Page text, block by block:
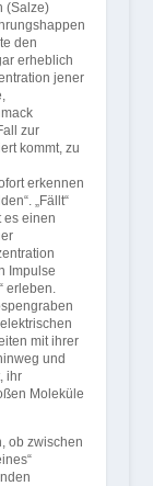
(Salze)
den
erheblich
jener
zur
kommt, zu
erkennen
„Fällt“
es einen
Impulse
erleben.
mit ihrer
und
ihr
Moleküle
ob zwischen